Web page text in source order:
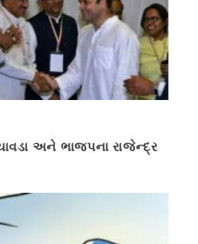
અને ભાજપના રાજેન્દ્ર